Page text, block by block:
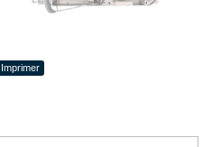
Imprimer